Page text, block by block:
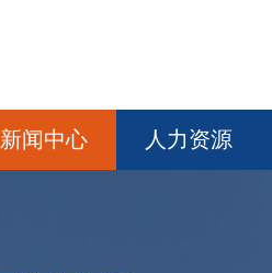
新闻中心 人力资源